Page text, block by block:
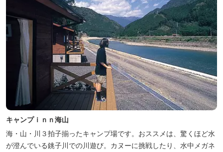
キャンプｉｎｎ海山
海・山・川３拍子揃ったキャンプ場です。おススメは、驚くほど水
が澄んでいる銚子川での川遊び。カヌーに挑戦したり、水中メガネ